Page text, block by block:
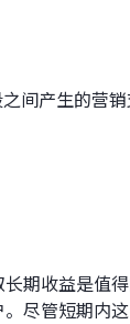
间产生的营销
期收益是值
尽管短期内